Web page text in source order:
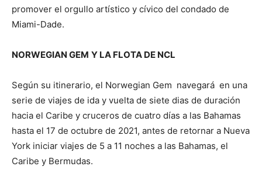
promover el orgullo artístico y cívico del condado de
Miami-Dade.
NORWEGIAN GEM Y LA FLOTA DE NCL
Según su itinerario, el Norwegian Gem navegará en una
serie de viajes de ida y vuelta de siete dias de duración
hacia el Caribe y cruceros de cuatro días a las Bahamas
hasta el 17 de octubre de 2021, antes de retornar a Nueva
York iniciar viajes de 5 a 11 noches a las Bahamas, el
Caribe y Bermudas.